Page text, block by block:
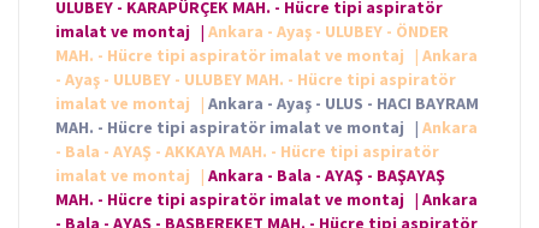
ULUBEY - KARAPÜRÇEK MAH. - Hücre tipi aspiratör
imalat ve montaj | Ankara - Ayaş - ULUBEY - ÖNDER
MAH. - Hücre tipi aspiratör imalat ve montaj
| Ankara
- Ayaş - ULUBEY - ULUBEY MAH. - Hücre tipi aspiratör
imalat ve montaj
| Ankara - Ayaş - ULUS - HACI BAYRAM
MAH. - Hücre tipi aspiratör imalat ve montaj | Ankara
- Bala - AYAŞ - AKKAYA MAH. - Hücre tipi aspiratör
imalat ve montaj
| Ankara - Bala - AYAŞ - BAŞAYAŞ
MAH. - Hücre tipi aspiratör imalat ve montaj | Ankara
- Bala - AYAŞ - BAŞBEREKET MAH. - Hücre tipi aspiratör